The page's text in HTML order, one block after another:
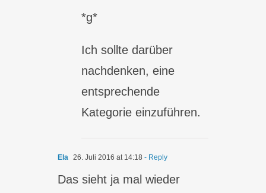
*g*
Ich sollte darüber
nachdenken, eine
entsprechende
Kategorie einzuführen.
Ela 26. Juli 2016 at 14:18 - Reply
Das sieht ja mal wieder